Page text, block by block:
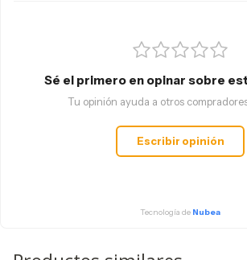
Sé el primero en opinar sobre
Tu opinión ayuda a otros
Escribir opinión
Tecnología de Nubea